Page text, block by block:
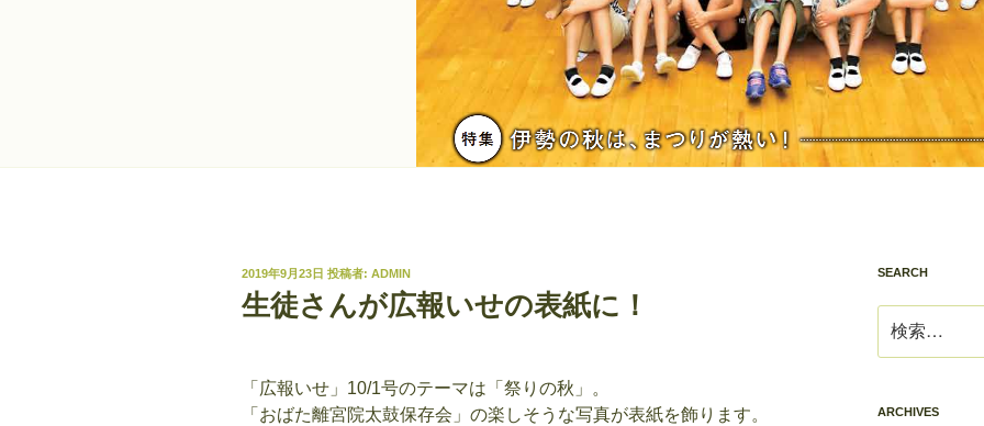
投
稿
日:
2019年9月23日 投稿者: ADMIN
生徒さんが広報いせの表紙に！
「広報いせ」10/1号のテーマは「祭りの秋」。
「おばた離宮院太鼓保存会」の楽しそうな写真が表紙を飾ります。
SEARCH
索:
ARCHIVES